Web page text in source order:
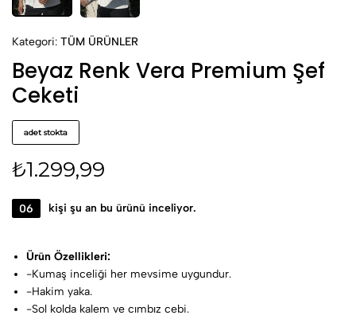
Kategori: TÜM ÜRÜNLER
Beyaz Renk Vera Premium Şef
Ceketi
adet stokta
₺1.299,99
06 kişi şu an bu ürünü inceliyor.
Ürün Özellikleri:
-Kumaş inceliği her mevsime uygundur.
-Hakim yaka.
-Sol kolda kalem ve cımbız cebi.